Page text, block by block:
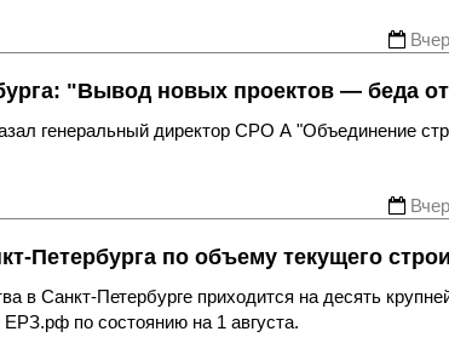
"Вывод новых проектов — беда
генеральный директор СРО А "Объединение
Петербурга по объему текущего
в Санкт-Петербурге приходится на десять
по состоянию на 1 августа.